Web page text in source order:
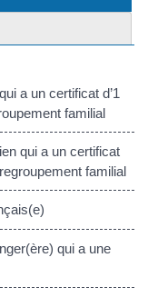
a un certificat d’1
familial
qui a un certificat
familial
qui a une